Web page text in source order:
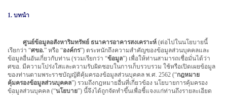
1. บทนำ
ศูนย์ข้อมูลอสังหาริมทรัพย์ ธนาคารอาคารสงเคราะห์ (ต่อไปในนโยบายนี้
เรียกว่า “ศขอ.” หรือ “องค์กร”) ตระหนักถึงความสำคัญของข้อมูลส่วนบุคคลและ
ข้อมูลอื่นอันเกี่ยวกับท่าน (รวมเรียกว่า “ข้อมูล”) เพื่อให้ท่านสามารถเชื่อมั่นได้ว่า
ศขอ. มีความโปร่งใสและความรับผิดชอบในการเก็บรวบรวม ใช้หรือเปิดเผยข้อมูล
ของท่านตามพระราชบัญญัติคุ้มครองข้อมูลส่วนบุคคล พ.ศ. 2562 (“กฎหมาย
คุ้มครองข้อมูลส่วนบุคคล”) รวมถึงกฎหมายอื่นที่เกี่ยวข้อง นโยบายการคุ้มครอง
ข้อมูลส่วนบุคคล (“นโยบาย”) นี้จึงได้ถูกจัดทำขึ้นเพื่อชี้แจงแก่ท่านถึงรายละเอียด